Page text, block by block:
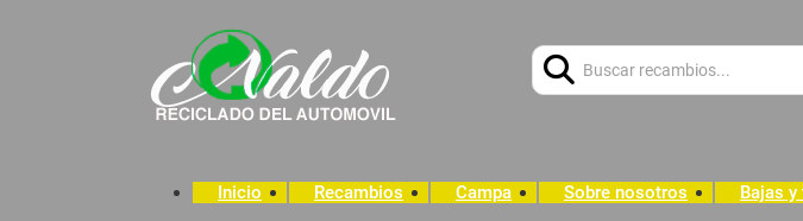
Inicio Recambios Campa Sobre nosotros Bajas